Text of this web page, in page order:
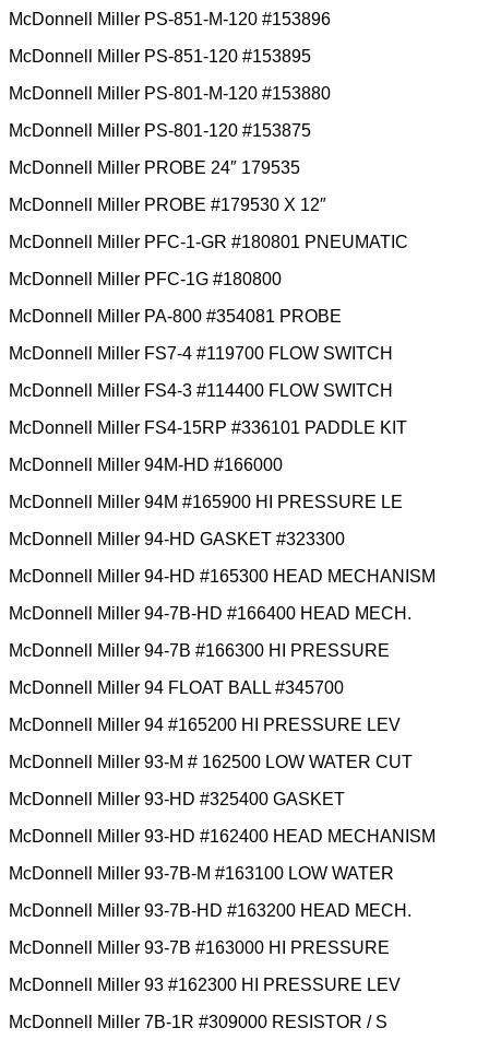
McDonnell Miller PS-851-M-120 #153896
McDonnell Miller PS-851-120 #153895
McDonnell Miller PS-801-M-120 #153880
McDonnell Miller PS-801-120 #153875
McDonnell Miller PROBE 24″ 179535
McDonnell Miller PROBE #179530 X 12″
McDonnell Miller PFC-1-GR #180801 PNEUMATIC
McDonnell Miller PFC-1G #180800
McDonnell Miller PA-800 #354081 PROBE
McDonnell Miller FS7-4 #119700 FLOW SWITCH
McDonnell Miller FS4-3 #114400 FLOW SWITCH
McDonnell Miller FS4-15RP #336101 PADDLE KIT
McDonnell Miller 94M-HD #166000
McDonnell Miller 94M #165900 HI PRESSURE LE
McDonnell Miller 94-HD GASKET #323300
McDonnell Miller 94-HD #165300 HEAD MECHANISM
McDonnell Miller 94-7B-HD #166400 HEAD MECH.
McDonnell Miller 94-7B #166300 HI PRESSURE
McDonnell Miller 94 FLOAT BALL #345700
McDonnell Miller 94 #165200 HI PRESSURE LEV
McDonnell Miller 93-M # 162500 LOW WATER CUT
McDonnell Miller 93-HD #325400 GASKET
McDonnell Miller 93-HD #162400 HEAD MECHANISM
McDonnell Miller 93-7B-M #163100 LOW WATER
McDonnell Miller 93-7B-HD #163200 HEAD MECH.
McDonnell Miller 93-7B #163000 HI PRESSURE
McDonnell Miller 93 #162300 HI PRESSURE LEV
McDonnell Miller 7B-1R #309000 RESISTOR / S